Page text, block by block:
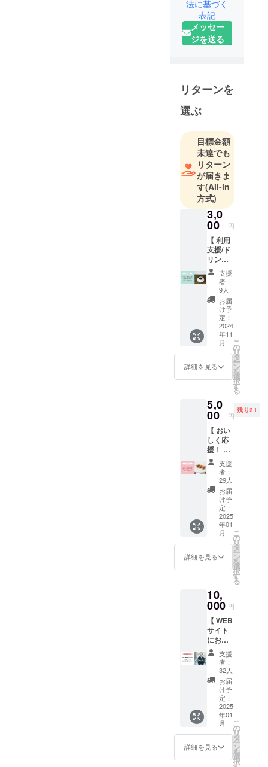
2018年に若
桜町へ移住
イラストや
デザインの
ギャラリー
カフェを運
営していま
若桜町の自
然と文化の
豊かさを、
みんなにも
伝えたい。
民泊の立ち
上げに向け
て、挑戦中
法に基づく
表記
メッセー
ジを送る
リターンを
選ぶ
目標金額
未達でも
リターン
が届きま
す(All-in
方式)
3,0
00 円
【 利用
支援/ド
リンク
券 】 応
援いた
だき、
ありが
とうご
ざいま
す！ 感
謝の気
持ちを
こめて
ギャラ
リーカ
フェふ
利用い
ただけ
る ドリ
ンク券
(1杯分)
を差し
上げま
す。 ▼
リター
ン内容
・ドリ
ンクチ
ケット
(電子チ
ケット)
・お礼
のメー
期限
は、発
行より
１年間
です。
・電子
チケッ
トを
メール
でお届
けしま
す。 ※
上乗せ
支援も
大歓迎
です ※
応援コ
支援
者：
9人
お届
け予
定：
2024
年11
月
詳細を見る
こ
の
リ
タ
ー
ン
を
選
択
す
る
5,0
00 円
残り21
【 おい
しく応
援！ 】
応援い
ただ
き、あ
りがと
うござ
いま
す！ 感
謝の気
持ちを
こめ
て、 近
隣の事
業者と
したリ
ターン
です。
若桜の
美味し
いを詰
め込ん
で美味
しいを
お届け
しま
す！ ▼
リター
ン内容
・ふく
ブレン
ドコー
支援
者：
29人
お届
け予
定：
2025
年01
月
詳細を見る
こ
の
リ
タ
ー
ン
を
選
択
す
る
10,
000 円
【 WEB
サイト
にお名
前掲載
】 応援
の気持
ち、嬉
しいで
す！あ
りがと
うござ
いま
す！ お
礼の気
持ちを
込め
支援
者：
32人
お届
け予
定：
2025
年01
月
詳細を見る
こ
の
リ
タ
ー
ン
を
選
択